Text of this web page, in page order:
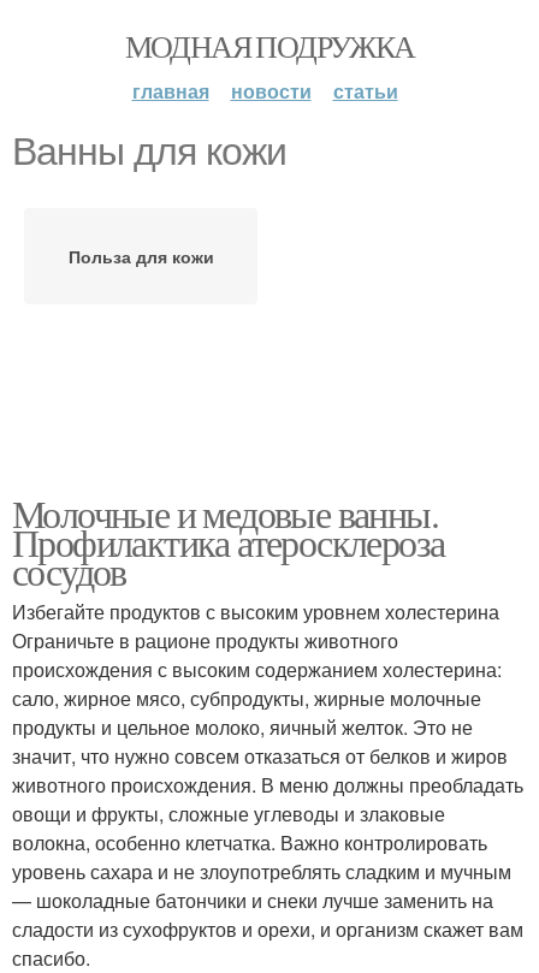
МОДНАЯ ПОДРУЖКА
главная новости статьи
Ванны для кожи
Польза для кожи
Молочные и медовые ванны.
Профилактика атеросклероза
сосудов
Избегайте продуктов с высоким уровнем холестерина
Ограничьте в рационе продукты животного
происхождения с высоким содержанием холестерина:
сало, жирное мясо, субпродукты, жирные молочные
продукты и цельное молоко, яичный желток. Это не
значит, что нужно совсем отказаться от белков и жиров
животного происхождения. В меню должны преобладать
овощи и фрукты, сложные углеводы и злаковые
волокна, особенно клетчатка. Важно контролировать
уровень сахара и не злоупотреблять сладким и мучным
— шоколадные батончики и снеки лучше заменить на
сладости из сухофруктов и орехи, и организм скажет вам
спасибо.